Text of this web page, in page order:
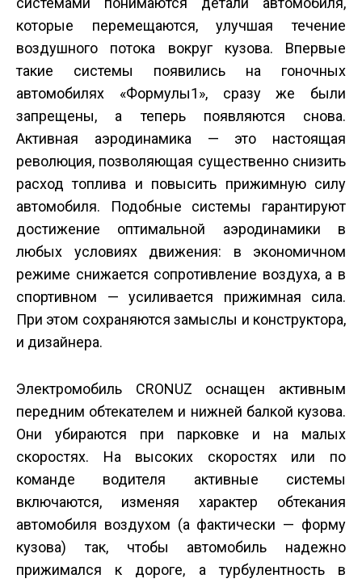
которые перемещаются, улучшая течение
воздушного потока вокруг кузова. Впервые
такие системы появились на гоночных
автомобилях «Формулы­1», сразу же были
запрещены, а теперь появляются снова.
Активная аэродинамика — это настоящая
революция, позволяющая существенно снизить
расход топлива и повысить прижимную силу
автомобиля. Подобные системы гарантируют
достижение оптимальной аэродинамики в
любых условиях движения: в экономичном
режиме снижается сопротивление воздуха, а в
спортивном — усиливается прижимная сила.
При этом сохраняются замыслы и конструктора,
и дизайнера.
Электромобиль CRONUZ оснащен активным
передним обтекателем и нижней балкой кузова.
Они убираются при парковке и на малых
скоростях. На высоких скоростях или по
команде водителя активные системы
включаются, изменяя характер обтекания
автомобиля воздухом (а фактически — форму
кузова) так, чтобы автомобиль надежно
прижимался к дороге, а турбулентность в